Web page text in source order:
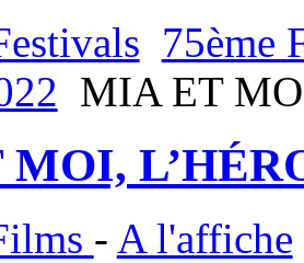
75ème
MIA ET
- A l'affiche